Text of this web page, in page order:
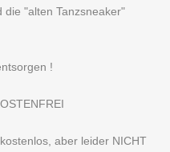
die "alten Tanzsneaker"
!
aber leider NICHT